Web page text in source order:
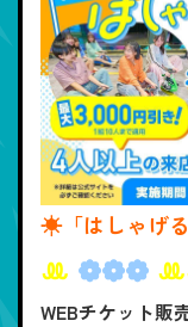
☀「はしゃげ
ꔛ ❁❁❁
WEBチケット